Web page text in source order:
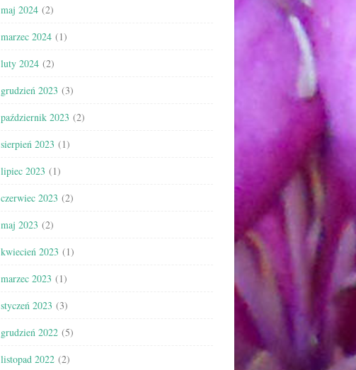
maj 2024 (2)
marzec 2024 (1)
luty 2024 (2)
grudzień 2023 (3)
październik 2023 (2)
sierpień 2023 (1)
lipiec 2023 (1)
czerwiec 2023 (2)
maj 2023 (2)
kwiecień 2023 (1)
marzec 2023 (1)
styczeń 2023 (3)
grudzień 2022 (5)
listopad 2022 (2)